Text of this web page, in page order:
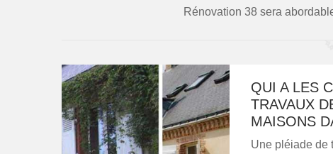
Rénovation 38 sera
QUI A LES
TRAVAUX
MAISONS
Une pléiade de